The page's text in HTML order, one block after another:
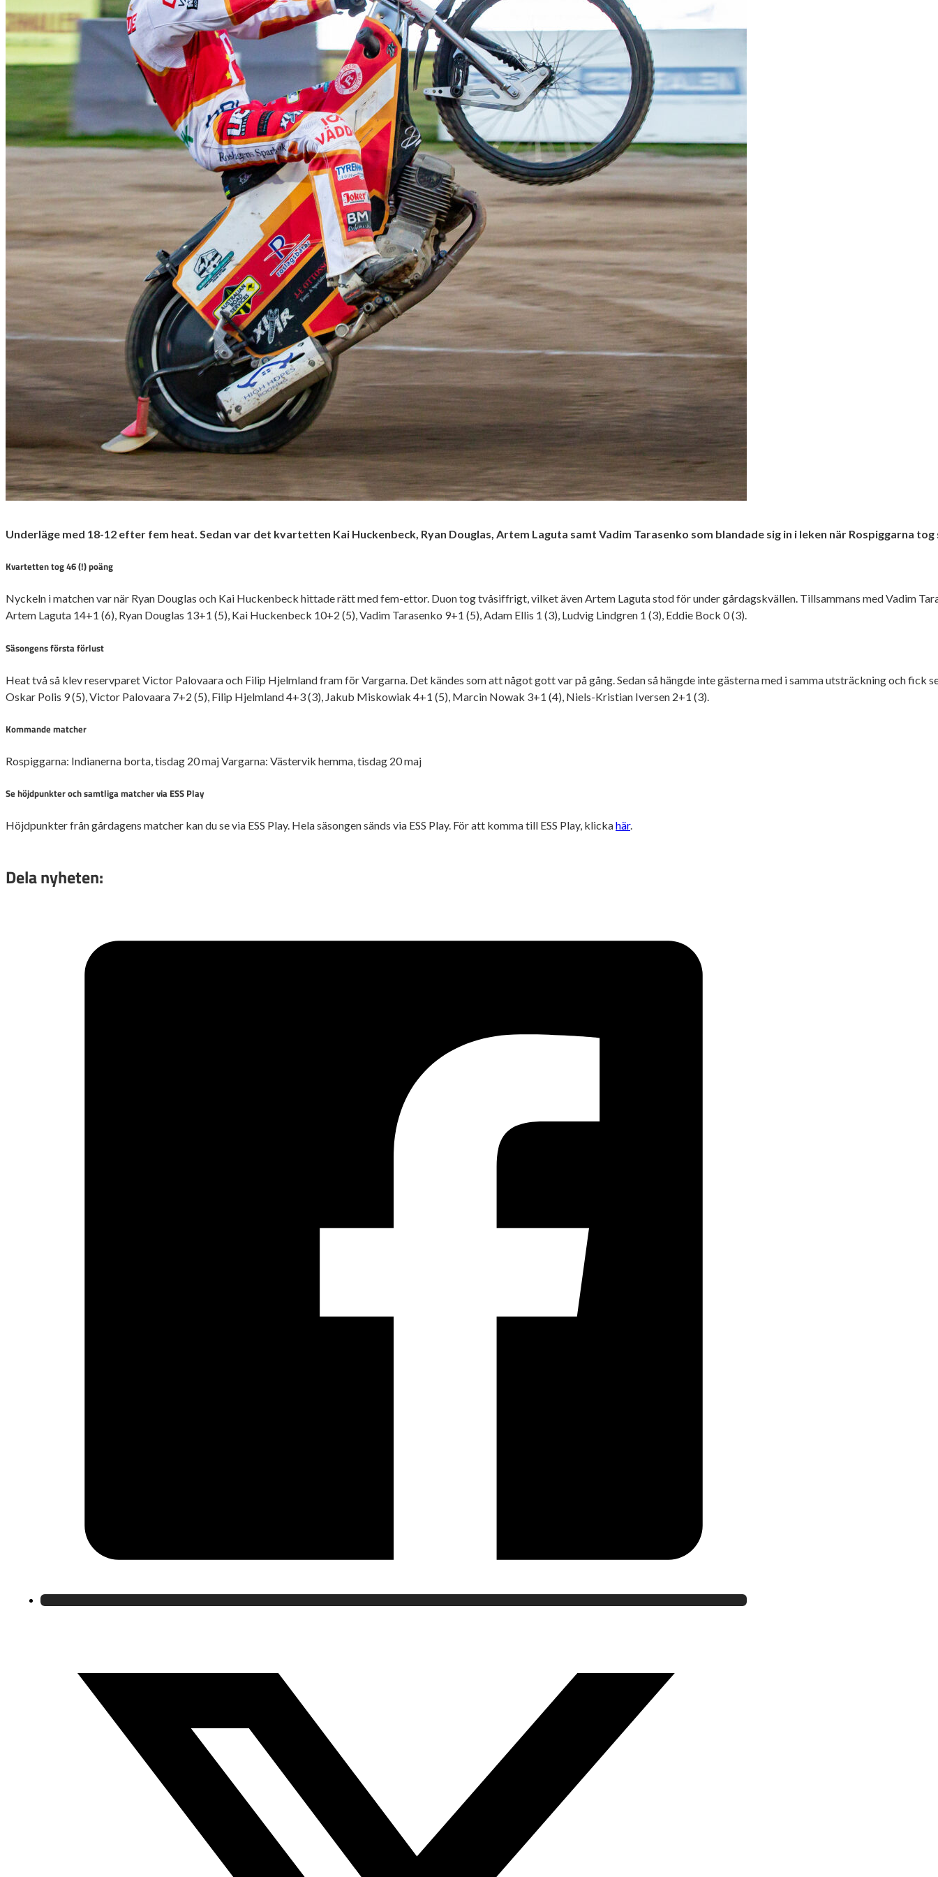
Underläge med 18-12 efter fem heat. Sedan var det kvartetten Kai Huckenbeck, Ryan Douglas, Artem Laguta samt Vadim Tarasenko som blandade sig in i leken när Rospiggarna
Kvartetten tog 46 (!) poäng
Nyckeln i matchen var när Ryan Douglas och Kai Huckenbeck hittade rätt med fem-ettor. Duon tog tvåsiffrigt, vilket även Artem Laguta stod för under gårdagskvällen. Tillsammans med Vadim
Artem Laguta 14+1 (6), Ryan Douglas 13+1 (5), Kai Huckenbeck 10+2 (5), Vadim Tarasenko 9+1 (5), Adam Ellis 1 (3), Ludvig Lindgren 1 (3), Eddie Bock 0 (3).
Säsongens första förlust
Heat två så klev reservparet Victor Palovaara och Filip Hjelmland fram för Vargarna. Det kändes som att något gott var på gång. Sedan så hängde inte gästerna med i samma utsträckning och fick
Oskar Polis 9 (5), Victor Palovaara 7+2 (5), Filip Hjelmland 4+3 (3), Jakub Miskowiak 4+1 (5), Marcin Nowak 3+1 (4), Niels-Kristian Iversen 2+1 (3).
Kommande matcher
Rospiggarna: Indianerna borta, tisdag 20 maj Vargarna: Västervik hemma, tisdag 20 maj
Se höjdpunkter och samtliga matcher via ESS Play
Höjdpunkter från gårdagens matcher kan du se via ESS Play. Hela säsongen sänds via ESS Play. För att komma till ESS Play, klickahär.
Dela nyheten: